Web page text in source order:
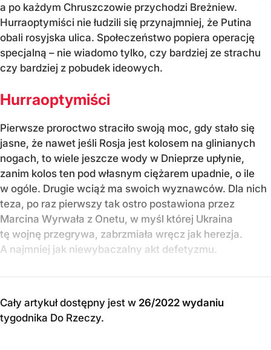
a po każdym Chruszczowie przychodzi Breżniew.
Hurraoptymiści nie łudzili się przynajmniej, że Putina
obali rosyjska ulica. Społeczeństwo popiera operację
specjalną – nie wiadomo tylko, czy bardziej ze strachu
czy bardziej z pobudek ideowych.
Hurraoptymiści
Pierwsze proroctwo straciło swoją moc, gdy stało się
jasne, że nawet jeśli Rosja jest kolosem na glinianych
nogach, to wiele jeszcze wody w Dnieprze upłynie,
zanim kolos ten pod własnym ciężarem upadnie, o ile
w ogóle. Drugie wciąż ma swoich wyznawców. Dla nich
teza, po raz pierwszy tak ostro postawiona przez
Marcina Wyrwała z Onetu, w myśl której Ukraina
tę wojnę przegrywa, zabrzmiała wręcz jak herezja.
A najmniej jak niewybaczalny akt defetyzmu.
Cały artykuł dostępny jest w 26/2022 wydaniu
tygodnika Do Rzeczy.